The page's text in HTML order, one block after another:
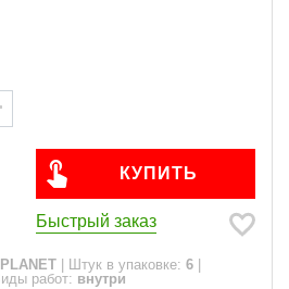
КУПИТЬ
Быстрый заказ
Штук в упаковке: 6
работ: внутри